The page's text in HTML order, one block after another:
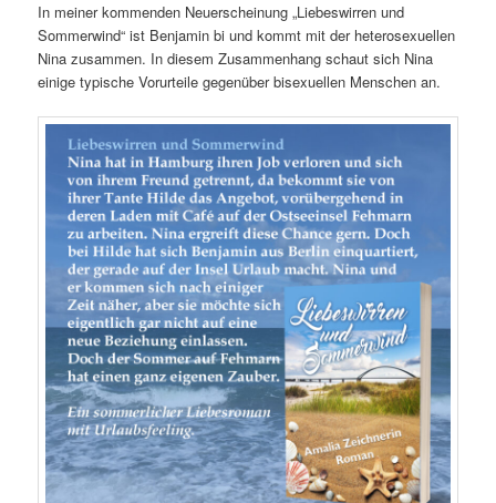
In meiner kommenden Neuerscheinung „Liebeswirren und
Sommerwind“ ist Benjamin bi und kommt mit der heterosexuellen
Nina zusammen. In diesem Zusammenhang schaut sich Nina
einige typische Vorurteile gegenüber bisexuellen Menschen an.